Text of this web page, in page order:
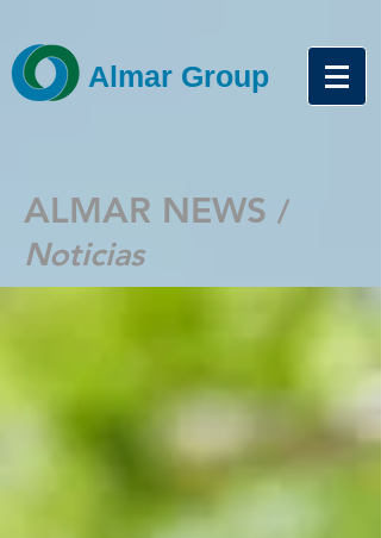
Almar Group
ALMAR NEWS /
Noticias